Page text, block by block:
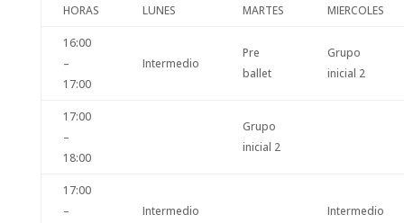
HORAS
LUNES MARTES MIERCOLES
16:00
–
17:00
Intermedio
Pre
ballet
Grupo
inicial 2
17:00
–
18:00
Grupo
inicial 2
17:00
–
Intermedio Intermedio